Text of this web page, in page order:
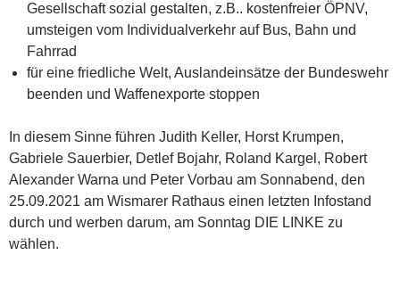
Gesellschaft sozial gestalten, z.B.. kostenfreier ÖPNV,
umsteigen vom Individualverkehr auf Bus, Bahn und
Fahrrad
für eine friedliche Welt, Auslandeinsätze der Bundeswehr
beenden und Waffenexporte stoppen
In diesem Sinne führen Judith Keller, Horst Krumpen,
Gabriele Sauerbier, Detlef Bojahr, Roland Kargel, Robert
Alexander Warna und Peter Vorbau am Sonnabend, den
25.09.2021 am Wismarer Rathaus einen letzten Infostand
durch und werben darum, am Sonntag DIE LINKE zu
wählen.